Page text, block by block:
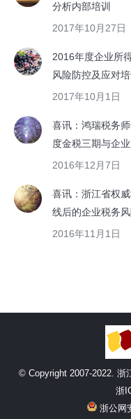
分析内部培训
2017年10月27日
2016年度企业所
风险防控及应对培
2017年10月1日
喜讯：鸿瑞税务
度金税三期与企
2016年12月7日
喜讯：浙江省权
线后的企业税务
2016年11月1日
© Copyright 2007-2022. 浙
浙
浙公网